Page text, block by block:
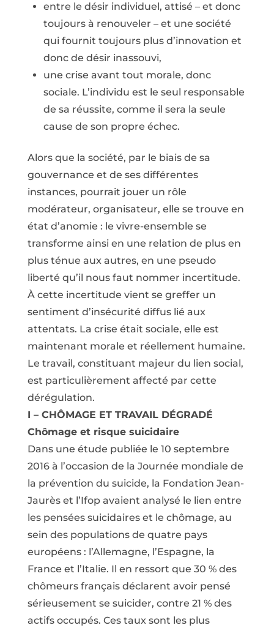
entre le désir individuel, attisé – et donc
toujours à renouveler – et une société
qui fournit toujours plus d’innovation et
donc de désir inassouvi,
une crise avant tout morale, donc
sociale. L’individu est le seul responsable
de sa réussite, comme il sera la seule
cause de son propre échec.
Alors que la société, par le biais de sa
gouvernance et de ses différentes
instances, pourrait jouer un rôle
modérateur, organisateur, elle se trouve en
état d’anomie : le vivre-ensemble se
transforme ainsi en une relation de plus en
plus ténue aux autres, en une pseudo
liberté qu’il nous faut nommer incertitude.
À cette incertitude vient se greffer un
sentiment d’insécurité diffus lié aux
attentats. La crise était sociale, elle est
maintenant morale et réellement humaine.
Le travail, constituant majeur du lien social,
est particulièrement affecté par cette
dérégulation.
I – CHÔMAGE ET TRAVAIL DÉGRADÉ
Chômage et risque suicidaire
Dans une étude publiée le 10 septembre
2016 à l’occasion de la Journée mondiale de
la prévention du suicide, la Fondation Jean-
Jaurès et l’Ifop avaient analysé le lien entre
les pensées suicidaires et le chômage, au
sein des populations de quatre pays
européens : l’Allemagne, l’Espagne, la
France et l’Italie. Il en ressort que 30 % des
chômeurs français déclarent avoir pensé
sérieusement se suicider, contre 21 % des
actifs occupés. Ces taux sont les plus